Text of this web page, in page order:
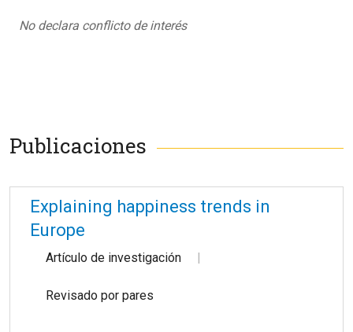
No declara conflicto de interés
Publicaciones
Explaining happiness trends in
Europe
Artículo de investigación
Revisado por pares